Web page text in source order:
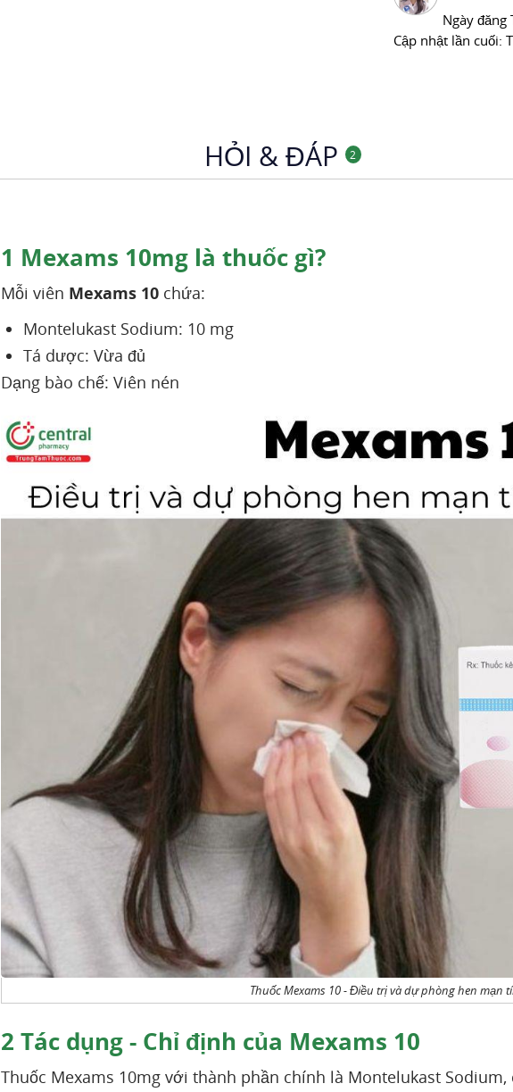
Ngày đăng
Cập nhật lần cuối:
HỎI & ĐÁP 2
1 Mexams 10mg là thuốc gì?
Mỗi viên Mexams 10 chứa:
Montelukast Sodium: 10 mg
Tá dược: Vừa đủ
Dạng bào chế: Viên nén
Thuốc Mexams 10 - Điều trị và dự phòng hen mạn
2 Tác dụng - Chỉ định của Mexams 10
Thuốc Mexams 10mg với thành phần chính là Montelukast